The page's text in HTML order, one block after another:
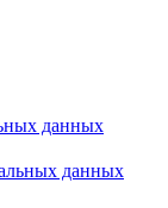
данных
данных